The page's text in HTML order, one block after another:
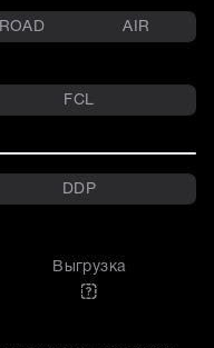
ROAD AIR
FCL
DDP
Выгрузка